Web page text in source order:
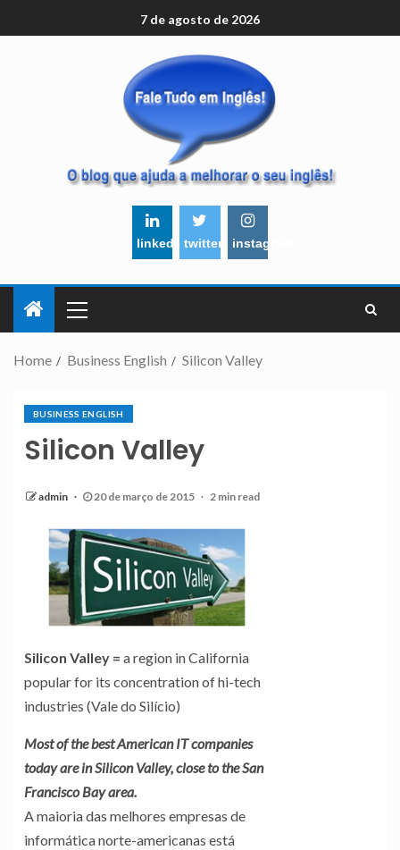
7 de agosto de 2026
linkedintwitter instagram
Home Business English Silicon Valley
BUSINESS ENGLISH
Silicon Valley
admin 20 de março de 2015 2 min read
Silicon Valley = a region in California
popular for its concentration of hi-tech
industries (Vale do Silício)
Most of the best American IT companies
today are in Silicon Valley, close to the San
Francisco Bay area.
A maioria das melhores empresas de
informática norte-americanas está